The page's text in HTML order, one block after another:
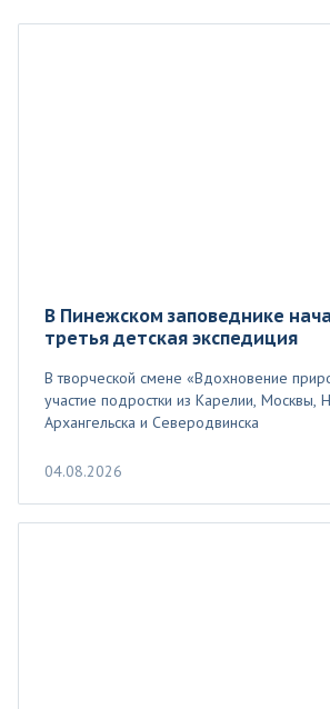
В Пинежском заповеднике
третья детская экспедиция
В творческой смене «Вдохновение
участие подростки из Карелии, Москвы,
Архангельска и Северодвинска
04.08.2026